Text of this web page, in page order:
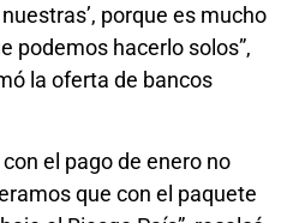
porque es mucho
podemos hacerlo solos”,
la oferta de bancos
el pago de enero no
que con el paquete